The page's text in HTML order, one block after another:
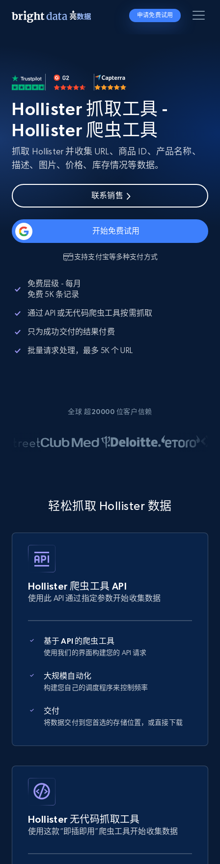
申请免费试用
Hollister 抓取工具 -
Hollister 爬虫工具
抓取 Hollister 并收集 URL、商品 ID、产品名称、
描述、图片、价格、库存情况等数据。
联系销售
开始免费试用
支持支付宝等多种支付方式
免费层级 - 每月
免费 5K 条记录
通过 API 或无代码爬虫工具按需抓取
只为成功交付的结果付费
批量请求处理，最多 5K 个 URL
全球 超20000 位客户信赖
轻松抓取 Hollister 数据
Hollister 爬虫工具 API
使用此 API 通过指定参数开始收集数据
基于 API 的爬虫工具
使用我们的界面构建您的 API 请求
大规模自动化
构建您自己的调度程序来控制频率
交付
将数据交付到您首选的存储位置，或直接下载
Hollister 无代码抓取工具
使用这款“即插即用”爬虫工具开始收集数据